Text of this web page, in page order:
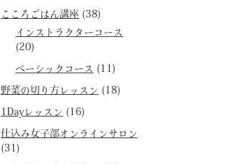
こころごはん講座 (38)
インストラクターコース
(20)
ベーシックコース (11)
野菜の切り方レッスン (18)
1Dayレッスン (16)
仕込み女子部オンラインサロン
(31)